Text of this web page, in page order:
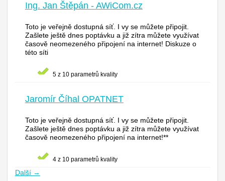
Ing. Jan Štěpán - AWiCom.cz
Toto je veřejně dostupná síť. I vy se můžete připojit.
Zašlete ještě dnes poptávku a již zítra můžete využívat
časově neomezeného připojení na internet! Diskuze o
této síti
5 z 10 parametrů kvality
Jaromír Číhal OPATNET
Toto je veřejně dostupná síť. I vy se můžete připojit.
Zašlete ještě dnes poptávku a již zítra můžete využívat
časově neomezeného připojení na internet!**
4 z 10 parametrů kvality
Další →